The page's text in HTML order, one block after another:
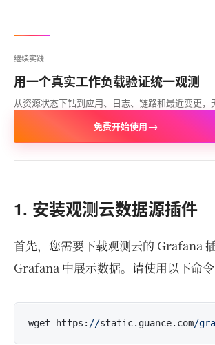
继续实践
用一个真实工作负载验证统一观测
从资源状态下钻到应用、日志、链路和最近变更，
免费开始使用→
1. 安装观测云数据源插件
首先，您需要下载观测云的 Grafana
Grafana 中展示数据。请使用以下命令
wget https: //static.guance.com/